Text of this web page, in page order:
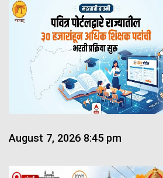
August 7, 2026 8:45 pm